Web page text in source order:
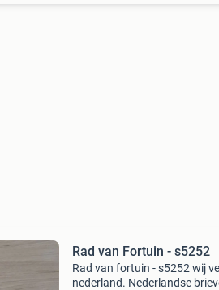
Rad van Fortuin - s5252
Rad van fortuin - s5252 wij
nederland. Nederlandse